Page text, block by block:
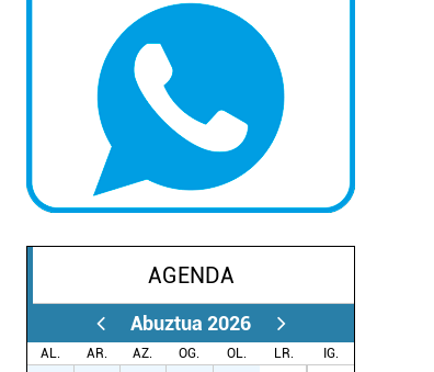
AGENDA
Abuztua 2026
AL. AR. AZ. OG. OL. LR.
IG.